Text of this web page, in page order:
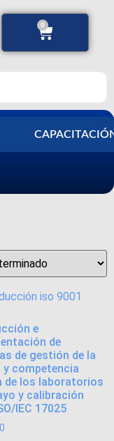
0
e
de
de gestión de la
y competencia
de los laboratorios
y calibración
IEC 17025